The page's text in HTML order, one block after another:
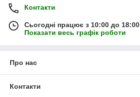
Контакти
Сьогодні працює з 10:00 до 18:00
Показати весь графік роботи
Про нас
Контакти